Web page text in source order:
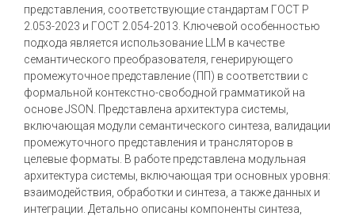
представления, соответствующие стандартам ГОСТ Р
2.053-2023 и ГОСТ 2.054-2013. Ключевой особенностью
подхода является использование LLM в качестве
семантического преобразователя, генерирующего
промежуточное представление (ПП) в соответствии с
формальной контекстно-свободной грамматикой на
основе JSON. Представлена архитектура системы,
включающая модули семантического синтеза, валидации
промежуточного представления и трансляторов в
целевые форматы. В работе представлена модульная
архитектура системы, включающая три основных уровня:
взаимодействия, обработки и синтеза, а также данных и
интеграции. Детально описаны компоненты синтеза,